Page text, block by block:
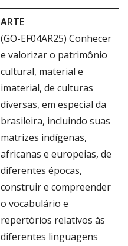
ARTE
(GO-EF04AR25) Conhecer
e valorizar o patrimônio
cultural, material e
imaterial, de culturas
diversas, em especial da
brasileira, incluindo suas
matrizes indígenas,
africanas e europeias, de
diferentes épocas,
construir e compreender
o vocabulário e
repertórios relativos às
diferentes linguagens